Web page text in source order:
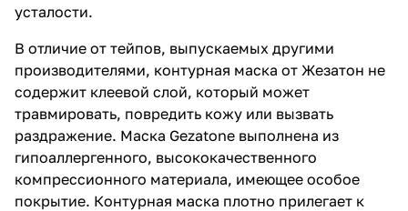
усталости.
В отличие от тейпов, выпускаемых другими
производителями, контурная маска от Жезатон не
содержит клеевой слой, который может
травмировать, повредить кожу или вызвать
раздражение. Маска Gezatone выполнена из
гипоаллергенного, высококачественного
компрессионного материала, имеющее особое
покрытие. Контурная маска плотно прилегает к